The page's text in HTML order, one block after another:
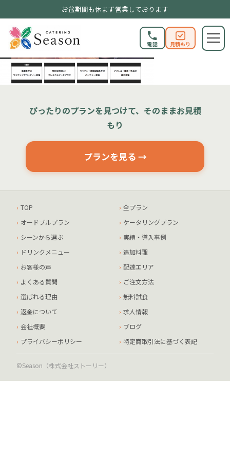
お盆期間も休まず営業しております
電話 見積もり
ぴったりのプランを見つけて、そのままお見積
もり
プランを見る →
TOP
全プラン
オードブルプラン
ケータリングプラン
シーンから選ぶ
実績・導入事例
ドリンクメニュー
追加料理
お客様の声
配達エリア
よくある質問
ご注文方法
選ばれる理由
無料試食
返金について
求人情報
会社概要
ブログ
プライバシーポリシー
特定商取引法に基づく表記
©Season（株式会社ストーリー）